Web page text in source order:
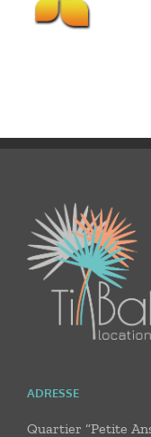
ADRESSE
Quartier “Petite